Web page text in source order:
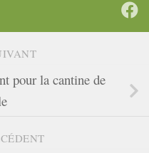
pour la cantine de